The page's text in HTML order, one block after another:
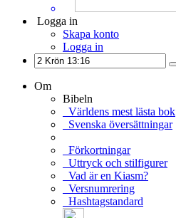
Logga in
Skapa konto
Logga in
Om
Bibeln
Världens mest lästa bok
Svenska översättningar
Förkortningar
Uttryck och stilfigurer
Vad är en Kiasm?
Versnumrering
Hashtagstandard